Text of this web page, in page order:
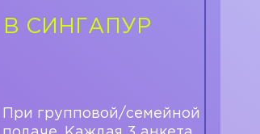
СИНГАПУР
При групповой/семейной